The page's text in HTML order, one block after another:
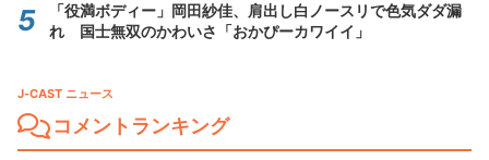
「役満ボディー」岡田紗佳、肩出し白ノースリで色気ダダ漏
れ 国士無双のかわいさ「おかぴーカワイイ」
J-CAST ニュース
コメントランキング